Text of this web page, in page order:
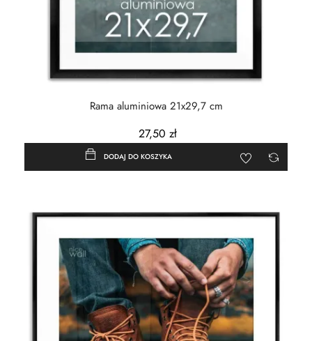
Rama aluminiowa 21x29,7 cm
27,50 zł
DODAJ DO KOSZYKA